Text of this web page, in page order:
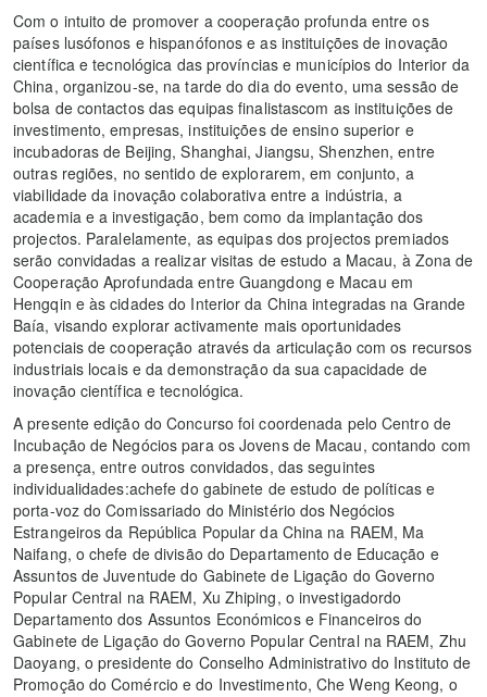
Com o intuito de promover a cooperação profunda entre os
países lusófonos e hispanófonos e as instituições de inovação
científica e tecnológica das províncias e municípios do Interior da
China, organizou-se, na tarde do dia do evento, uma sessão de
bolsa de contactos das equipas finalistascom as instituições de
investimento, empresas, instituições de ensino superior e
incubadoras de Beijing, Shanghai, Jiangsu, Shenzhen, entre
outras regiões, no sentido de explorarem, em conjunto, a
viabilidade da inovação colaborativa entre a indústria, a
academia e a investigação, bem como da implantação dos
projectos. Paralelamente, as equipas dos projectos premiados
serão convidadas a realizar visitas de estudo a Macau, à Zona de
Cooperação Aprofundada entre Guangdong e Macau em
Hengqin e às cidades do Interior da China integradas na Grande
Baía, visando explorar activamente mais oportunidades
potenciais de cooperação através da articulação com os recursos
industriais locais e da demonstração da sua capacidade de
inovação científica e tecnológica.
A presente edição do Concurso foi coordenada pelo Centro de
Incubação de Negócios para os Jovens de Macau, contando com
a presença, entre outros convidados, das seguintes
individualidades:achefe do gabinete de estudo de políticas e
porta-voz do Comissariado do Ministério dos Negócios
Estrangeiros da República Popular da China na RAEM, Ma
Naifang, o chefe de divisão do Departamento de Educação e
Assuntos de Juventude do Gabinete de Ligação do Governo
Popular Central na RAEM, Xu Zhiping, o investigadordo
Departamento dos Assuntos Económicos e Financeiros do
Gabinete de Ligação do Governo Popular Central na RAEM, Zhu
Daoyang, o presidente do Conselho Administrativo do Instituto de
Promoção do Comércio e do Investimento, Che Weng Keong, o